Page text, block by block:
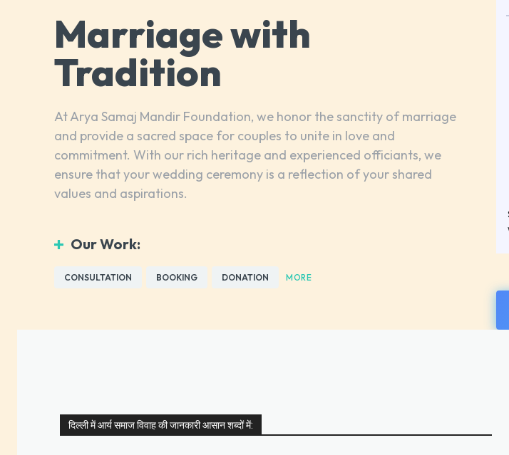
Marriage with
Tradition
At Arya Samaj Mandir Foundation, we honor the sanctity of marriage
and provide a sacred space for couples to unite in love and
commitment. With our rich heritage and experienced officiants, we
ensure that your wedding ceremony is a reflection of your shared
values and aspirations.
Our Work:
CONSULTATION BOOKING DONATION MORE
दिल्ली में आर्य समाज विवाह की जानकारी आसान शब्दों में: